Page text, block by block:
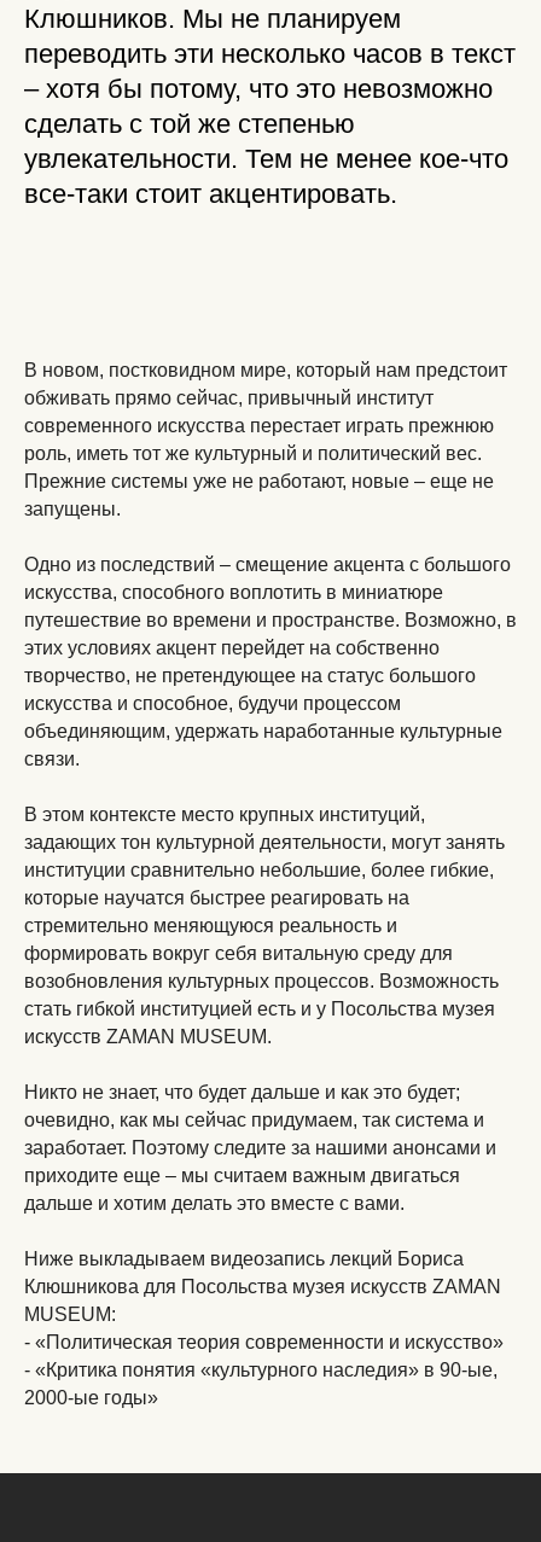
Клюшников. Мы не планируем
переводить эти несколько часов в текст
– хотя бы потому, что это невозможно
сделать с той же степенью
увлекательности. Тем не менее кое-что
все-таки стоит акцентировать.
В новом, постковидном мире, который нам предстоит
обживать прямо сейчас, привычный институт
современного искусства перестает играть прежнюю
роль, иметь тот же культурный и политический вес.
Прежние системы уже не работают, новые – еще не
запущены.
Одно из последствий – смещение акцента с большого
искусства, способного воплотить в миниатюре
путешествие во времени и пространстве. Возможно, в
этих условиях акцент перейдет на собственно
творчество, не претендующее на статус большого
искусства и способное, будучи процессом
объединяющим, удержать наработанные культурные
связи.
В этом контексте место крупных институций,
задающих тон культурной деятельности, могут занять
институции сравнительно небольшие, более гибкие,
которые научатся быстрее реагировать на
стремительно меняющуюся реальность и
формировать вокруг себя витальную среду для
возобновления культурных процессов. Возможность
стать гибкой институцией есть и у Посольства музея
искусств ZAMAN MUSEUM.
Никто не знает, что будет дальше и как это будет;
очевидно, как мы сейчас придумаем, так система и
заработает. Поэтому следите за нашими анонсами и
приходите еще – мы считаем важным двигаться
дальше и хотим делать это вместе с вами.
Ниже выкладываем видеозапись лекций Бориса
Клюшникова для Посольства музея искусств ZAMAN
MUSEUM:
- «Политическая теория современности и искусство»
- «Критика понятия «культурного наследия» в 90-ые,
2000-ые годы»